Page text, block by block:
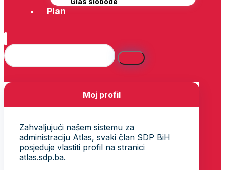
Glas slobode
Plan
Moj profil
Zahvaljujući našem sistemu za
administraciju Atlas, svaki član SDP BiH
posjeduje vlastiti profil na stranici
atlas.sdp.ba.